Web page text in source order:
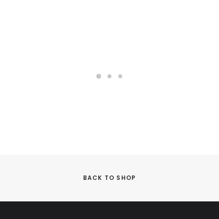
BACK TO SHOP